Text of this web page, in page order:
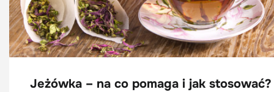
Jeżówka – na co pomaga i jak stosować?